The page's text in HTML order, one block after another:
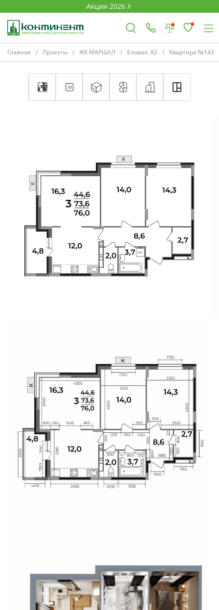
Акции 2026
Ковров
Новости
Выбор недвижимости
Свои Люди
Офис продаж
Работа
Главная Проекты ЖК МАРШАЛ Еловая, 82 Квартира №143